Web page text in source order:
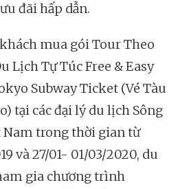
đãi hấp dẫn.
mua gói Tour Theo
Lịch Tự Túc Free & Easy
Subway Ticket (Vé Tàu
tại các đại lý du lịch Sông
Nam trong thời gian từ
và 27/01- 01/03/2020, du
gia chương trình